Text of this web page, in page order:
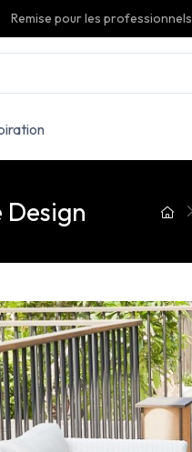
Remise pour les professionnels
Design